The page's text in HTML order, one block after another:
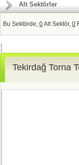
Alt Sektörler
Bu Sektörde; 0Alt Sektör, 0
Tekirdağ Torna